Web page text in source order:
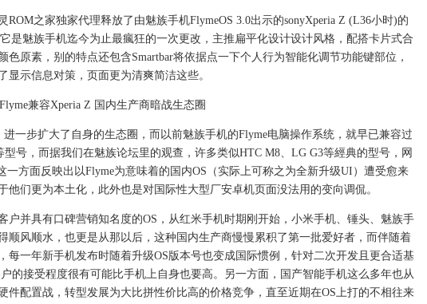
ROM之家独家代理释放了由魅族手机FlymeOS 3.0出示的sonyXperia Z (L36小时)的
是魅族手机迄今为止最瘋狂的一次更改，主推扁平化设计设计风格，配搭卡片式合
色原素，别的特点还包含Smartbar将依据点一下个人行为智能化调节功能键部位，
显示信息对策，页面更为清爽简洁这些。
进一步扩大了自身的生态圈，而以前魅族手机的Flyme电脑操作系统，就早已兼容过
型号，而据我们在魅族论坛里的观查，许多类似HTC M8、LG G3等經典的型号，网
一方面反映出以Flyme为意味着的国内OS（实际上可称之为全新升级UI）遭受愈来
他们更为本土化，此外也是对国际性大型厂安卓机页面没法用的变向调侃。
户并具有口碑营销知名度的OS，从红米手机时期刚开始，小米手机、锤头、魅族手
顺风顺水，也更是从那以后，这种国内生产商慢慢累积了第一批爱好者，而伴随着
每一年新手机发布时随着升级OS版本号也变成国际惯例，针对二次开发且更合适基
的接受程度很有可能比手机上自身也要高。另一方面，国产智能手机这么多年也从
件配置战，转型发展为大比拼性价比高的价格竞争，直至近期在OS上打的不相往来